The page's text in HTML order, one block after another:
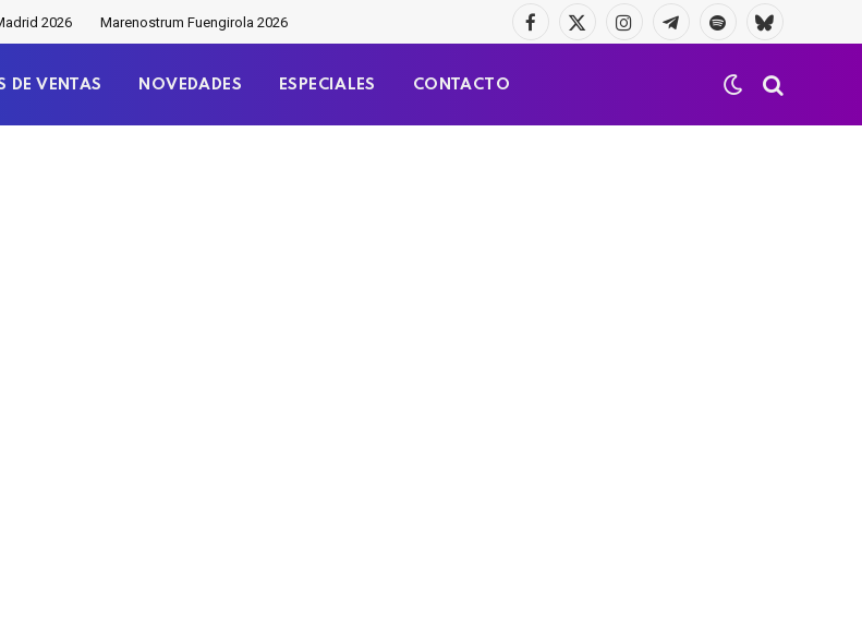
2026 Marenostrum Fuengirola 2026
Facebook
X
InstagramTelegramaSpotifyBluesky
DE VENTAS NOVEDADES ESPECIALES CONTACTO